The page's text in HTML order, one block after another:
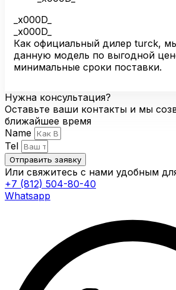
_x000D_
_x000D_
Как официальный дилер turck,
данную модель по выгодной
минимальные сроки поставки.
Нужна консультация?
Оставьте ваши контакты и мы
ближайшее время
Name
Tel
Отправить заявку
Или свяжитесь с нами удобным
+7 (812) 504-80-40
Whatsapp